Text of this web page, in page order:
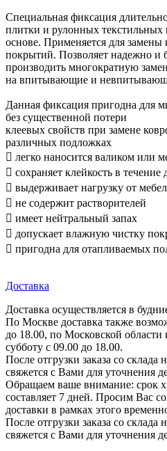
Специальная фиксация
плитки и рулонных
основе. Применяется для
покрытий. Позволяет надежно и
производить многократную
на впитывающие и
Данная фиксация пригодна для
без существенной потери
клеевых свойств при замене
различных подложках
 легко наносится валиком или
 сохраняет клейкость в
 выдерживает нагрузку от
 не содержит растворителей
 имеет нейтральный запах
 допускает влажную чистку
 пригодна для отапливаемых
Доставка
Доставка осуществляется в
По Москве доставка также
до 18.00, по Московской области
субботу с 09.00 до 18.00.
После отгрузки заказа со склада
свяжется с Вами для уточнения
Обращаем ваше внимание: срок
составляет 7 дней. Просим Вас
доставки в рамках этого
После отгрузки заказа со склада
свяжется с Вами для уточнения